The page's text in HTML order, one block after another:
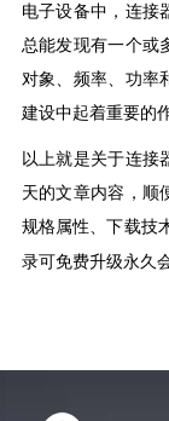
电子设备中，连接
总能发现有一个或
对象、频率、功率
建设中起着重要的
以上就是关于连接
天的文章内容，顺
规格属性、下载技
录可免费升级永久